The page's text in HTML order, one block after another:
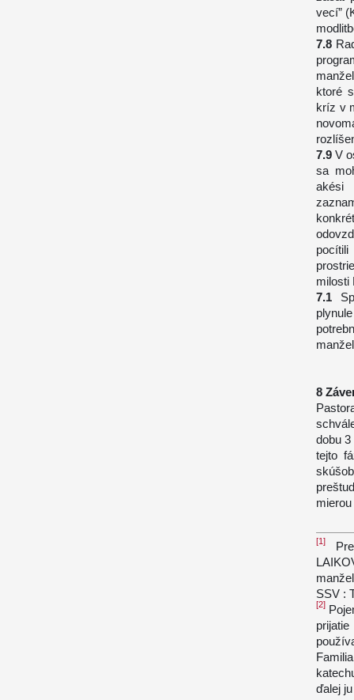
vecí”
ktoré
kríz v
V
sa
akési
milosti
dobu
tejto
[1]
SSV :
[2]
ďalej